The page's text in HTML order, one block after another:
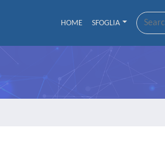
HOME SFOGLIA